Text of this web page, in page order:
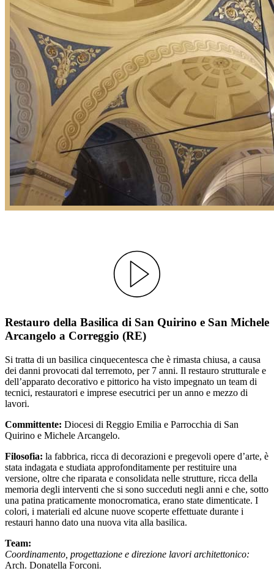
Restauro della Basilica di San Quirino e San Michele
Arcangelo a Correggio (RE)
Si tratta di un basilica cinquecentesca che è rimasta chiusa, a causa
dei danni provocati dal terremoto, per 7 anni. Il restauro strutturale e
dell’apparato decorativo e pittorico ha visto impegnato un team di
tecnici, restauratori e imprese esecutrici per un anno e mezzo di
lavori.
Committente: Diocesi di Reggio Emilia e Parrocchia di San
Quirino e Michele Arcangelo.
Filosofia: la fabbrica, ricca di decorazioni e pregevoli opere d’arte, è
stata indagata e studiata approfonditamente per restituire una
versione, oltre che riparata e consolidata nelle strutture, ricca della
memoria degli interventi che si sono succeduti negli anni e che, sotto
una patina praticamente monocromatica, erano state dimenticate. I
colori, i materiali ed alcune nuove scoperte effettuate durante i
restauri hanno dato una nuova vita alla basilica.
Team:
Coordinamento, progettazione e direzione lavori architettonico:
Arch. Donatella Forconi.